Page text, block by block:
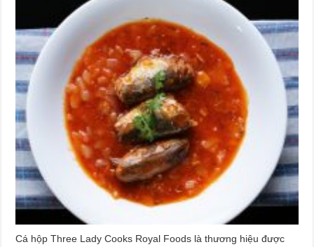
Cá hộp Three Lady Cooks Royal Foods là thương hiệu được